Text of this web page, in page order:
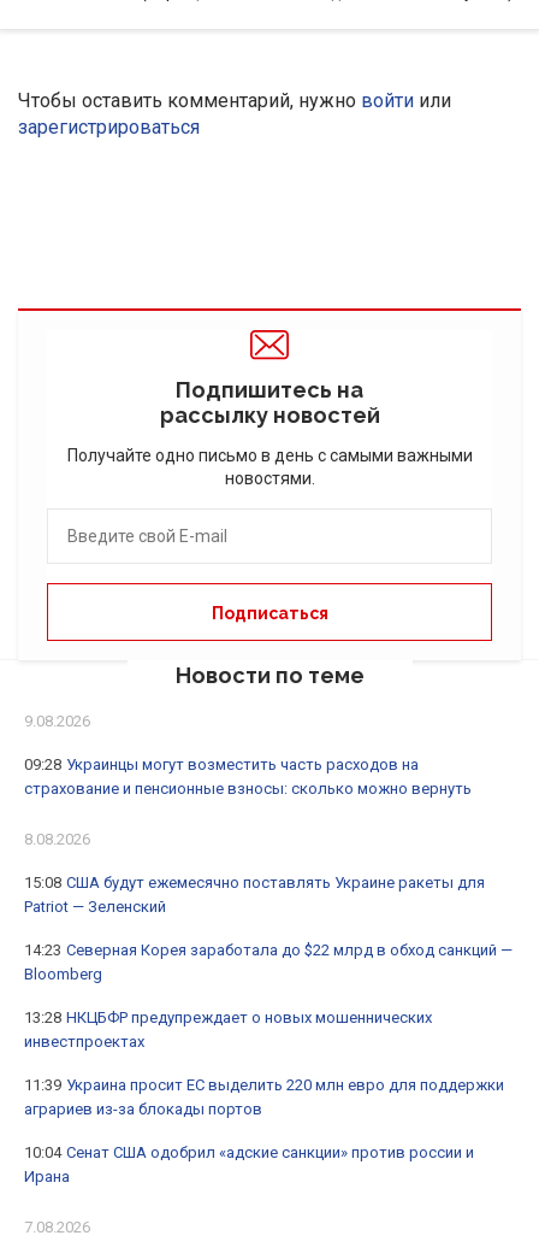
Чтобы оставить комментарий, нужно войти или
зарегистрироваться
Подпишитесь на
рассылку новостей
Получайте одно письмо в день с самыми важными
новостями.
Новости по теме
9.08.2026
09:28 Украинцы могут возместить часть расходов на
страхование и пенсионные взносы: сколько можно вернуть
8.08.2026
15:08 США будут ежемесячно поставлять Украине ракеты для
Patriot — Зеленский
14:23 Северная Корея заработала до $22 млрд в обход санкций —
Bloomberg
13:28 НКЦБФР предупреждает о новых мошеннических
инвестпроектах
11:39 Украина просит ЕС выделить 220 млн евро для поддержки
аграриев из-за блокады портов
10:04 Сенат США одобрил «адские санкции» против россии и
Ирана
7.08.2026